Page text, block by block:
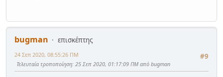
bugman
επισκέπτης
#9
24 Σεπ 2020, 08:55:26 ΠΜ
Τελευταία τροποποίηση: 25 Σεπ 2020, 01:17:09 ΠΜ από bugman